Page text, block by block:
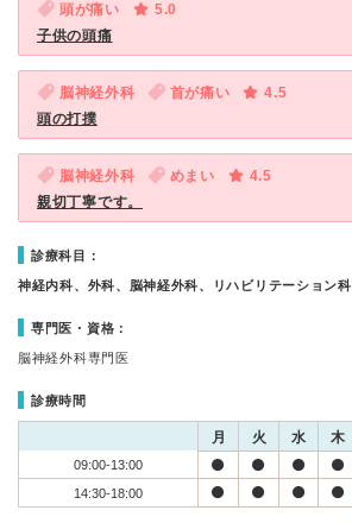
頭が痛い
5.0
子供の頭痛
脳神経外科 首が痛い
4.5
頭の打撲
脳神経外科 めまい
4.5
親切丁寧です。
診療科目：
神経内科、外科、脳神経外科、リハビリテーション科
専門医・資格：
脳神経外科専門医
診療時間
月 火 水 木
09:00-13:00
14:30-18:00